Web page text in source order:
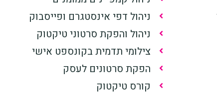
ניהול דפי אינסטגרם ופייסבוק
ניהול והפקת סרטוני טיקטוק
צילומי תדמית בקונספט אישי
הפקת סרטונים לעסק
קורס טיקטוק